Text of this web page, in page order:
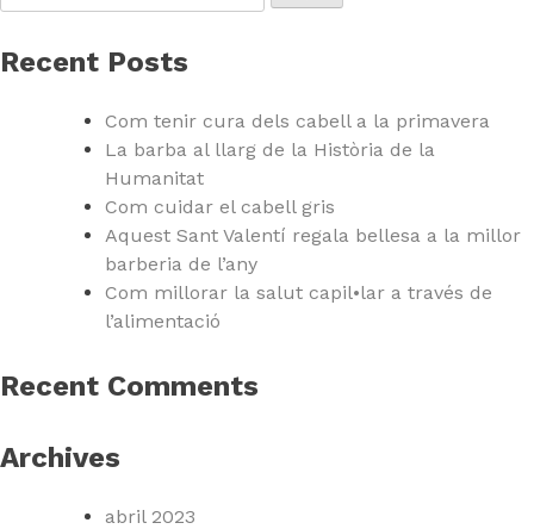
Recent Posts
Com tenir cura dels cabell a la primavera
La barba al llarg de la Història de la
Humanitat
Com cuidar el cabell gris
Aquest Sant Valentí regala bellesa a la millor
barberia de l’any
Com millorar la salut capil•lar a través de
l’alimentació
Recent Comments
Archives
abril 2023